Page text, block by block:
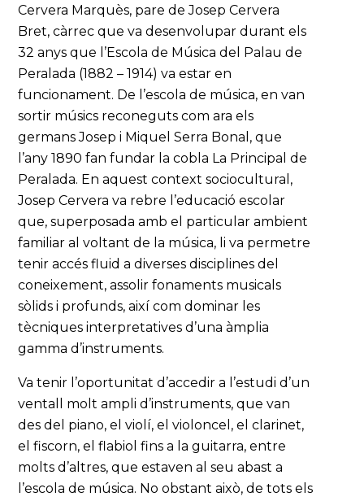
Cervera Marquès, pare de Josep Cervera
Bret, càrrec que va desenvolupar durant els
32 anys que l’Escola de Música del Palau de
Peralada (1882 – 1914) va estar en
funcionament. De l’escola de música, en van
sortir músics reconeguts com ara els
germans Josep i Miquel Serra Bonal, que
l’any 1890 fan fundar la cobla La Principal de
Peralada. En aquest context sociocultural,
Josep Cervera va rebre l’educació escolar
que, superposada amb el particular ambient
familiar al voltant de la música, li va permetre
tenir accés fluid a diverses disciplines del
coneixement, assolir fonaments musicals
sòlids i profunds, així com dominar les
tècniques interpretatives d’una àmplia
gamma d’instruments.
Va tenir l’oportunitat d’accedir a l’estudi d’un
ventall molt ampli d’instruments, que van
des del piano, el violí, el violoncel, el clarinet,
el fiscorn, el flabiol fins a la guitarra, entre
molts d’altres, que estaven al seu abast a
l’escola de música. No obstant això, de tots els